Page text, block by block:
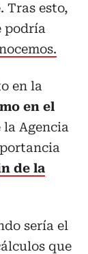
Tras esto,
podría
en la
en el
la Agencia
de la
sería el
que